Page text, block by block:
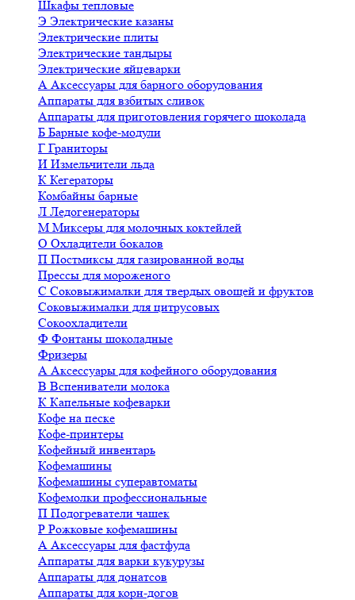
Шкафы тепловые
Э Электрические казаны
Электрические плиты
Электрические тандыры
Электрические яйцеварки
А Аксессуары для барного оборудования
Аппараты для взбитых сливок
Аппараты для приготовления горячего шоколада
Б Барные кофе-модули
Г Граниторы
И Измельчители льда
К Кегераторы
Комбайны барные
Л Ледогенераторы
М Миксеры для молочных коктейлей
О Охладители бокалов
П Постмиксы для газированной воды
Прессы для мороженого
С Соковыжималки для твердых овощей и фруктов
Соковыжималки для цитрусовых
Сокоохладители
Ф Фонтаны шоколадные
Фризеры
А Аксессуары для кофейного оборудования
В Вспениватели молока
К Капельные кофеварки
Кофе на песке
Кофе-принтеры
Кофейный инвентарь
Кофемашины
Кофемашины суперавтоматы
Кофемолки профессиональные
П Подогреватели чашек
Р Рожковые кофемашины
А Аксессуары для фастфуда
Аппараты для варки кукурузы
Аппараты для донатсов
Аппараты для корн-догов